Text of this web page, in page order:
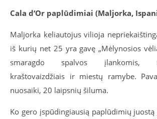
Cala d‘Or paplūdimiai (Maljorka,
Maljorka keliautojus vilioja
iš kurių net 25 yra gavę „Mėlynosios
smaragdo spalvos įlankomis,
kraštovaizdžiais ir miestų ramybe.
nuosaiki, 20 laipsnių šiluma.
Ko gero įspūdingiausią paplūdimių juostą